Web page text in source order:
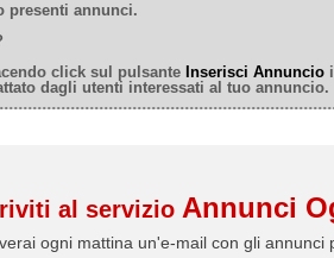
presenti annunci.
click sul pulsante Inserisci Annuncio
dagli utenti interessati al tuo annuncio.
al servizio Annunci
ogni mattina un'e-mail con gli annunci